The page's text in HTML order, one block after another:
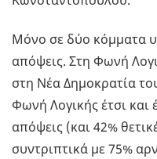
Μόνο σε δύο κόμματα
απόψεις. Στη Φωνή
στη Νέα Δημοκρατία
Φωνή Λογικής έτσι και
απόψεις (και 42%
συντριπτικά με 75%